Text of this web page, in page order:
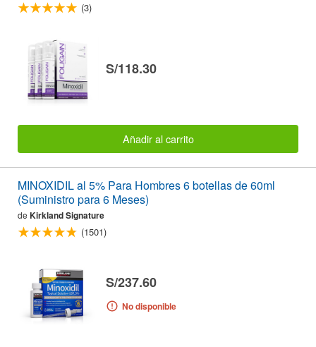
(3)
S/118.30
Añadir al carrito
MINOXIDIL al 5% Para Hombres 6 botellas de 60ml
(Suministro para 6 Meses)
de Kirkland Signature
(1501)
S/237.60
No disponible